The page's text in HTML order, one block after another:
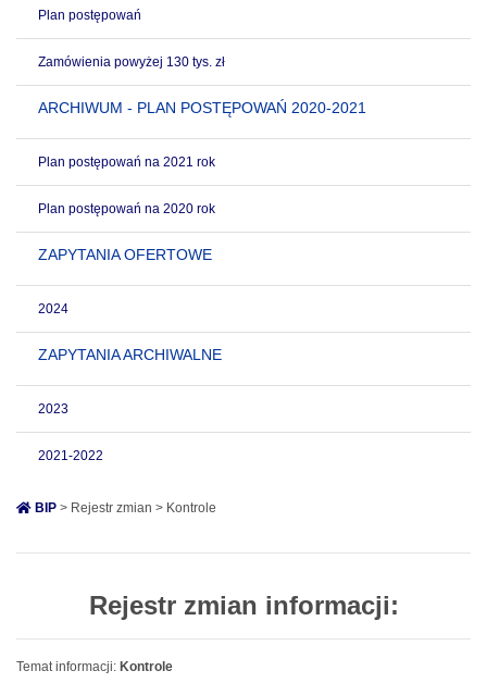
Plan postępowań
Zamówienia powyżej 130 tys. zł
ARCHIWUM - PLAN POSTĘPOWAŃ 2020-2021
Plan postępowań na 2021 rok
Plan postępowań na 2020 rok
ZAPYTANIA OFERTOWE
2024
ZAPYTANIA ARCHIWALNE
2023
2021-2022
BIP > Rejestr zmian > Kontrole
Rejestr zmian informacji:
Temat informacji: Kontrole